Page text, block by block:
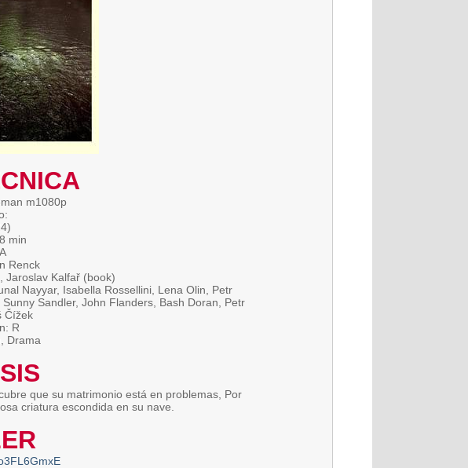
m1080p
min
Renck
Jaroslav Kalfař (book)
Nayyar, Isabella Rossellini, Lena Olin, Petr
Sandler, John Flanders, Bash Doran, Petr
Čížek
R
Drama
que su matrimonio está en problemas, Por
criatura escondida en su nave.